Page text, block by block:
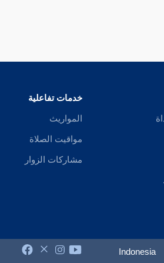
خدمات تفاعلية
المواريث
مواقيت الصلاة
مشاركات الزوار
Indonesia